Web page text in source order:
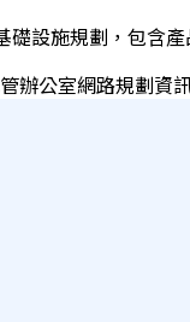
設施規劃，包含
辦公室網路規劃資